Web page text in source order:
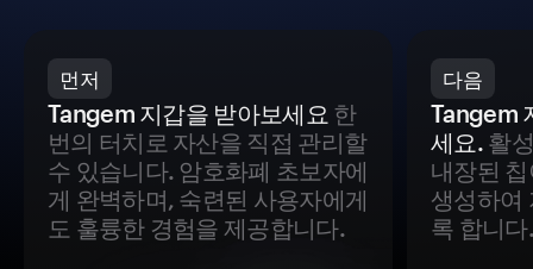
먼저
Tangem 지갑을 받아보세요 한
번의 터치로 자산을 직접 관리할
수 있습니다. 암호화폐 초보자에
게 완벽하며, 숙련된 사용자에게
도 훌륭한 경험을 제공합니다.
다음
Tangem
세요.활
내장된
생성하여
록 합니다.